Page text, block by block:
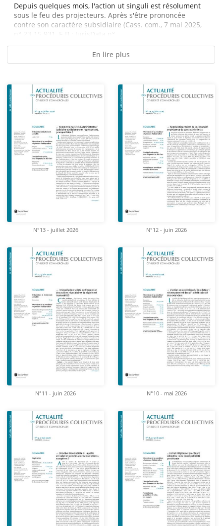
Depuis quelques mois, l'action ut singuli est résolument
sous le feu des projecteurs. Après s'être prononcée
contre son caractère subsidiaire (Cass. com., 7 mai 2025,
n° 23-15.931, F-B : JurisData n°...
En lire plus
N°13 - juillet 2026 N°12 - juin 2026
N°11 - juin 2026 N°10 - mai 2026